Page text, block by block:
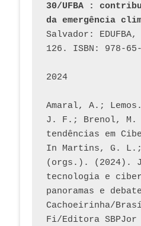
30/UFBA :
da emergência
Salvador:
126. ISBN: 978-
2024
Amaral, A.;
J. F.; Brenol, M.
tendências em
In Martins, G. L.;
(orgs.). (2024).
tecnologia e
panoramas e
Cachoeirinha/
Fi/Editora SBPJor